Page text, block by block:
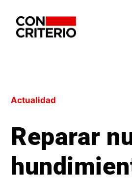
Actualidad
Reparar